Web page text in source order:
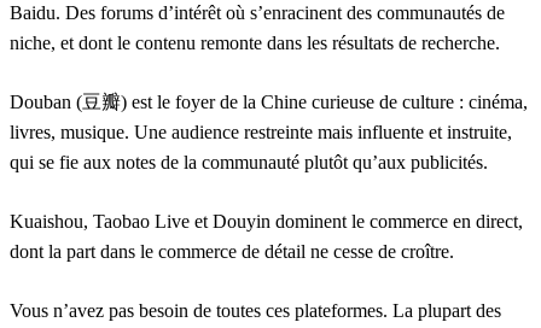
Baidu. Des forums d’intérêt où s’enracinent des communautés de
niche, et dont le contenu remonte dans les résultats de recherche.
Douban (豆瓣) est le foyer de la Chine curieuse de culture : cinéma,
livres, musique. Une audience restreinte mais influente et instruite,
qui se fie aux notes de la communauté plutôt qu’aux publicités.
Kuaishou, Taobao Live et Douyin dominent le commerce en direct,
dont la part dans le commerce de détail ne cesse de croître.
Vous n’avez pas besoin de toutes ces plateformes. La plupart des